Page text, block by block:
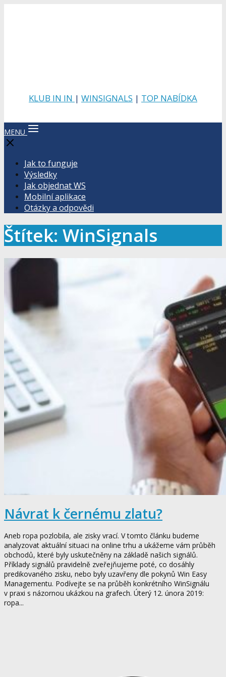
KLUB IN IN | WINSIGNALS | TOP NABÍDKA
MENU
Jak to funguje
Výsledky
Jak objednat WS
Mobilní aplikace
Otázky a odpovědi
Štítek: WinSignals
Návrat k černému zlatu?
Aneb ropa pozlobila, ale zisky vrací. V tomto článku budeme
analyzovat aktuální situaci na online trhu a ukážeme vám průběh
obchodů, které byly uskutečněny na základě našich signálů.
Příklady signálů pravidelně zveřejňujeme poté, co dosáhly
predikovaného zisku, nebo byly uzavřeny dle pokynů Win Easy
Managementu. Podívejte se na průběh konkrétního WinSignálu
v praxi s názornou ukázkou na grafech. Úterý 12. února 2019:
ropa...